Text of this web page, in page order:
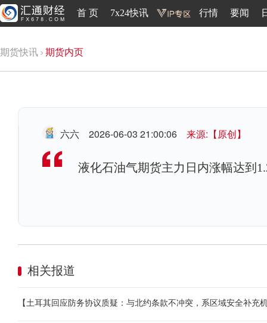
首 页 7x24快讯 行情 要闻
期货快讯 期货内页
六六 2026-06-03 21:00:06 来源:【原创】
液化石油气期货主力日内涨幅达到
相关报道